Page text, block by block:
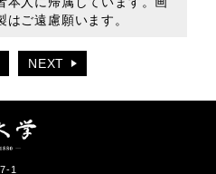
ご遠慮願います。
NEXT
1